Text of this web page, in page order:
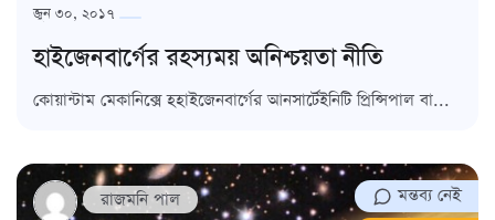
জুন ৩০, ২০১৭
হাইজেনবার্গের রহস্যময় অনিশ্চয়তা নীতি
কোয়ান্টাম মেকানিক্সে হহাইজেনবার্গের আনসার্টেইনিটি প্রিন্সিপাল বা...
রাজমনি পাল
মন্তব্য নেই